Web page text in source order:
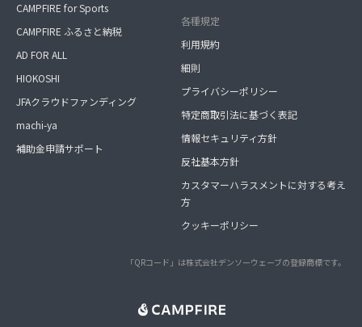
CAMPFIRE for Sports
CAMPFIRE ふるさと納税
AD FOR ALL
HIOKOSHI
JFAクラウドファンディング
machi-ya
補助金申請サポート
各種規定
利用規約
細則
プライバシーポリシー
特定商取引法に基づく表記
情報セキュリティ方針
反社基本方針
カスタマーハラスメントに対する考え
方
クッキーポリシー
「QRコード」は株式会社デンソーウェーブの登録商標です。